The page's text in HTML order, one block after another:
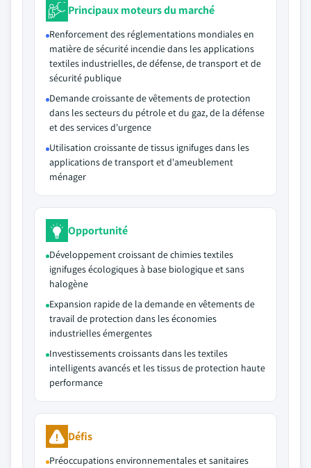
Principaux moteurs du marché
Renforcement des réglementations mondiales en
matière de sécurité incendie dans les applications
textiles industrielles, de défense, de transport et de
sécurité publique
Demande croissante de vêtements de protection
dans les secteurs du pétrole et du gaz, de la défense
et des services d'urgence
Utilisation croissante de tissus ignifuges dans les
applications de transport et d'ameublement
ménager
Opportunité
Développement croissant de chimies textiles
ignifuges écologiques à base biologique et sans
halogène
Expansion rapide de la demande en vêtements de
travail de protection dans les économies
industrielles émergentes
Investissements croissants dans les textiles
intelligents avancés et les tissus de protection haute
performance
Défis
Préoccupations environnementales et sanitaires